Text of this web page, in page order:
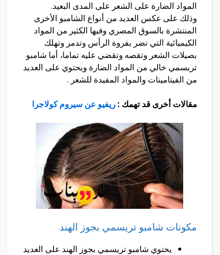
المواد الضارة على الشعر على المدى البعيد.
وذلك على عكس العديد من أنواع الشامبو الأخرى
المنتشرة بالسوق المصري وفيها الكثير من المواد
الكيميائية التي تضر بفروة الرأس وتدمر وتهلك
بصيلات الشعر وتقصه وتقضي عليه تماما، أما شامبو
تريسمي خالي من المواد الضارة ويحتوي على العديد
من الفيتامينات والمواد المفيدة للشعر .
مقالات أخرى قد تهمك : ريفيو عن سيروم كولاجرا
مكونات شامبو تريسمي بجوز الهند
يحتوي شامبو تريسمي بجوز الهند على العديد